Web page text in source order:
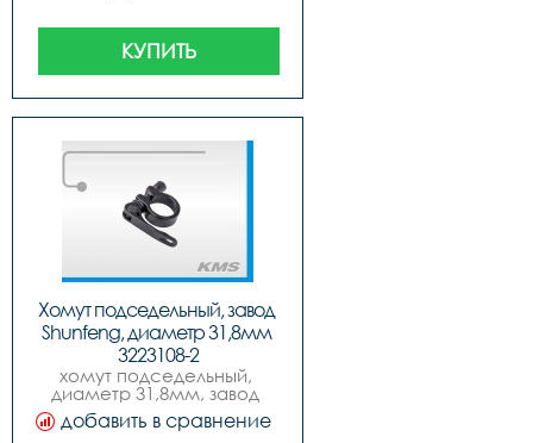
КУПИТЬ
Хомут подседельный, завод
Shunfeng, диаметр 31,8мм
3223108-2
хомут подседельный,
диаметр 31,8мм, завод
добавить в сравнение